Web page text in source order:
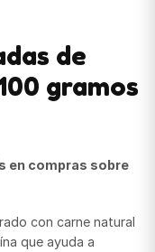
de
gramos
en compras sobre
con carne natural
que ayuda a